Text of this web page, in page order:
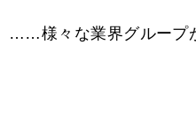
……様々な業界グループ